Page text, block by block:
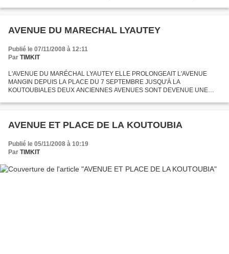
RAYMOND POINCARÉ, ENSUITE ELLE DEVENAIT...
AVENUE DU MARECHAL LYAUTEY
Publié le 07/11/2008 à 12:11
Par TIMKIT
L'AVENUE DU MARÉCHAL LYAUTEY ELLE PROLONGEAIT L'AVENUE
MANGIN DEPUIS LA PLACE DU 7 SEPTEMBRE JUSQU'À LA
KOUTOUBIALES DEUX ANCIENNES AVENUES SONT DEVENUE UNE
COMPLÉTER DE COMMERCES, ÉTABLISSEMENTS ET PERSONNES:...
AVENUE ET PLACE DE LA KOUTOUBIA
Publié le 05/11/2008 à 10:19
Par TIMKIT